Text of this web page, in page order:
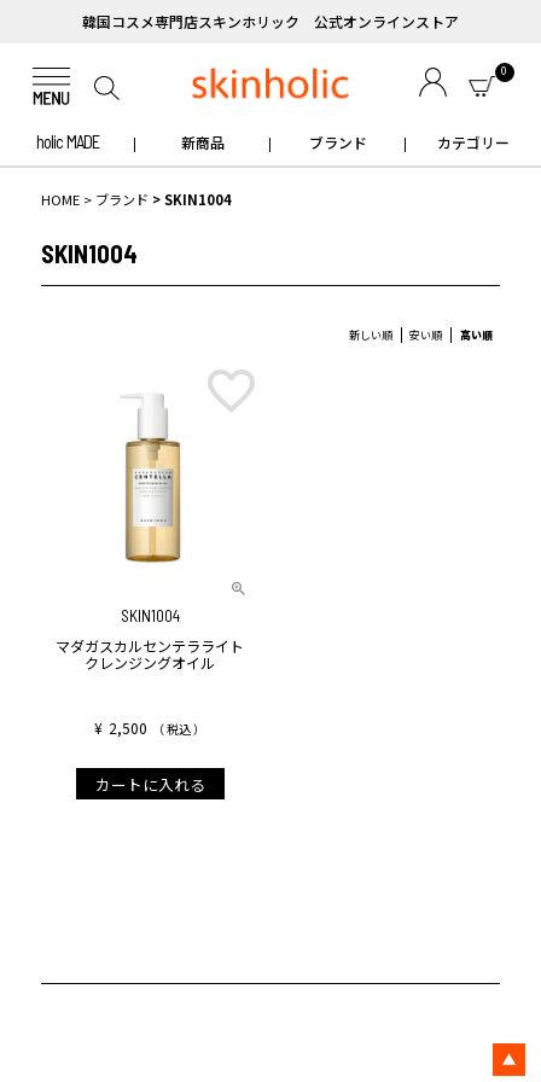
韓国コスメ専門店スキンホリック 公式オンラインストア
0
holic MADE 新商品 ブランド カテゴリー
HOME ブランド SKIN1004
SKIN1004
新しい順 安い順 高い順
SKIN1004
マダガスカルセンテラライト
クレンジングオイル
¥ 2,500 税込
カートに入れる